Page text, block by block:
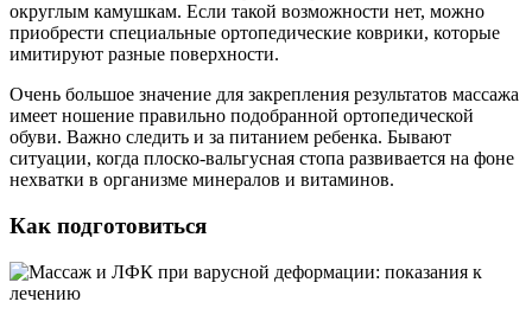
округлым камушкам. Если такой возможности нет, можно
приобрести специальные ортопедические коврики, которые
имитируют разные поверхности.
Очень большое значение для закрепления результатов массажа
имеет ношение правильно подобранной ортопедической
обуви. Важно следить и за питанием ребенка. Бывают
ситуации, когда плоско-вальгусная стопа развивается на фоне
нехватки в организме минералов и витаминов.
Как подготовиться